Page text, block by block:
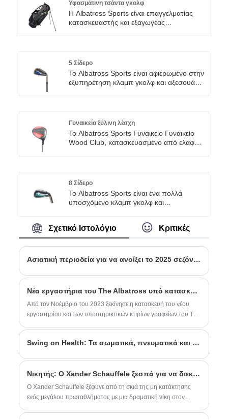
τον κόσμο. Αυτό το σετ Παιδικών Λέσχων
Γκολφ 10-12 ετών από το Albatross
Sports είναι το τέλειο σετ για νεαρούς
Υφασμάτινη τσάντα γκολφ
Η Albatross Sports είναι επαγγελματίας
κατασκευαστής και εξαγωγέας
με εγγύηση ποιότητας και εξαίσιο
σχεδιασμό. Με τον ξεχωριστό σχεδιασμό
και την υψηλής ποιότητας απόδοση, αυτή
η υφασμάτινη τσάντα γκολφ είναι μια
5 Σίδερο
Το Albatross Sports είναι αφιερωμένο στην
εξυπηρέτηση κλαμπ γκολφ και αξεσουάρ
ποιότητας σε προσιτές τιμές. Με
εξαιρετική απόδοση και υψηλή αντοχή,
αυτό το 5 Iron είναι βέβαιο ότι θα είναι ένα
αξιόπιστο και προσιτό κλαμπ γκολφ που
Γυναικεία ξύλινη λέσχη
Το Albatross Sports Γυναικείο Γυναικείο
Wood Club, κατασκευασμένο από ελαφρύ
ευελιξίας, δίνοντάς σας την εμπιστοσύνη
για να οδηγήσετε οποιαδήποτε πλωτή
οδό. Διαθέτοντας μια εξειδικευμένη
σχεδιασμένη απότομη γωνία που παρέχει
ξύλινα κλαμπ Fairway των γυναικών
Albatross Sports είναι η τέλεια επιλογή για
8 Σίδερο
Το Albatross Sports είναι ένα πολλά
υποσχόμενο κλαμπ γκολφ και
αξεσουάρ στην Κίνα. Εξυπηρετώντας τους
πελάτες μας σε όλο τον κόσμο, στόχος
μας είναι να προσφέρουμε προϊόντα με
ασυναγώνιστη ποιότητα σε προσιτή τιμή.
Με την εξαιρετική απόδοση και την
εξαιρετική επένδυση για παίκτες που
Σχετικό Ιστολόγιο Κριτικές
Ασιατική περιοδεία για να ανοίξει το 2025 σεζόν με την επιστροφή του Philippine Open
Νέα εργαστήρια του The Albatross υπό κατασκευή
Από τον Νοέμβριο του 2023 ξεκίνησε η κατασκευή του νέου
εργαστηρίου και των υποστηρικτικών κτιρίων γραφείων του The
Swing on Health: Τα σωματικά, πνευματικά και κοινωνικά οφέλη του γκολφ
Νικητής: Ο Xander Schauffele ξεσπά για να διεκδικήσει το πρώτο πρωτάθλημα καριέρας, Πρωτάθλημα PGA 2024
Ο Xander Schauffele ξέφυγε από τη σκιά της μη κατάκτησης
ενός μεγάλου πρωταθλήματος με μια δραματική νίκη στον